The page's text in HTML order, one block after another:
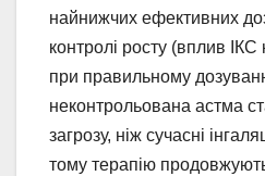
найнижчих ефективних
контролі росту (вплив ІКС
при правильному
неконтрольована астма
загрозу, ніж сучасні
тому терапію